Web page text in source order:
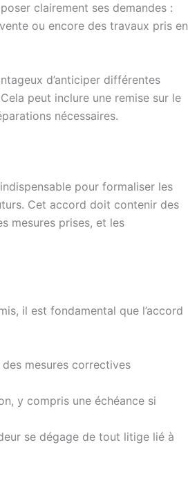
clairement ses demandes :
ou encore des travaux pris en
d’anticiper différentes
peut inclure une remise sur le
nécessaires.
pour formaliser les
Cet accord doit contenir des
mesures prises, et les
il est fondamental que l’accord
mesures correctives
y compris une échéance si
se dégage de tout litige lié à